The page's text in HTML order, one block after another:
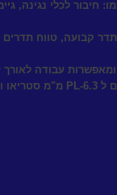
חיבור לכלי נגינה,
ומאפשרות עבודה לאורך